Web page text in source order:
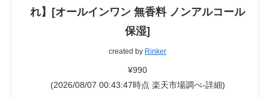
れ】[オールインワン 無香料 ノンアルコール
保湿]
created by Rinker
¥990
(2026/08/07 00:43:47時点 楽天市場調べ-詳細)